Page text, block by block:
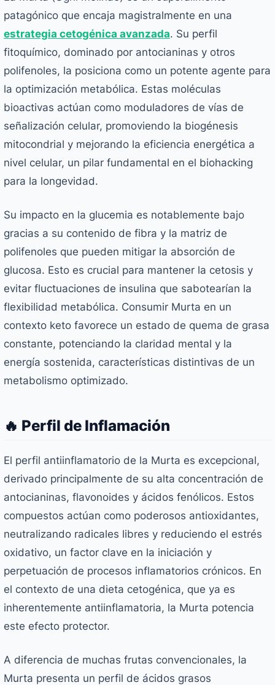
patagónico que encaja magistralmente en una
estrategia cetogénica avanzada. Su perfil
fitoquímico, dominado por antocianinas y otros
polifenoles, la posiciona como un potente agente para
la optimización metabólica. Estas moléculas
bioactivas actúan como moduladores de vías de
señalización celular, promoviendo la biogénesis
mitocondrial y mejorando la eficiencia energética a
nivel celular, un pilar fundamental en el biohacking
para la longevidad.
Su impacto en la glucemia es notablemente bajo
gracias a su contenido de fibra y la matriz de
polifenoles que pueden mitigar la absorción de
glucosa. Esto es crucial para mantener la cetosis y
evitar fluctuaciones de insulina que sabotearían la
flexibilidad metabólica. Consumir Murta en un
contexto keto favorece un estado de quema de grasa
constante, potenciando la claridad mental y la
energía sostenida, características distintivas de un
metabolismo optimizado.
🔥 Perfil de Inflamación
El perfil antiinflamatorio de la Murta es excepcional,
derivado principalmente de su alta concentración de
antocianinas, flavonoides y ácidos fenólicos. Estos
compuestos actúan como poderosos antioxidantes,
neutralizando radicales libres y reduciendo el estrés
oxidativo, un factor clave en la iniciación y
perpetuación de procesos inflamatorios crónicos. En
el contexto de una dieta cetogénica, que ya es
inherentemente antiinflamatoria, la Murta potencia
este efecto protector.
A diferencia de muchas frutas convencionales, la
Murta presenta un perfil de ácidos grasos